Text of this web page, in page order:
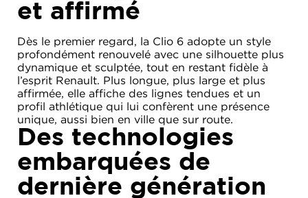
et affirmé
Dès le premier regard, la Clio 6 adopte un style
profondément renouvelé avec une silhouette plus
dynamique et sculptée, tout en restant fidèle à
l’esprit Renault. Plus longue, plus large et plus
affirmée, elle affiche des lignes tendues et un
profil athlétique qui lui confèrent une présence
unique, aussi bien en ville que sur route.
Des technologies
embarquées de
dernière génération